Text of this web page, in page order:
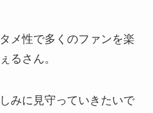
メ性で多くのファンを楽
るさん。
みに見守っていきたいで